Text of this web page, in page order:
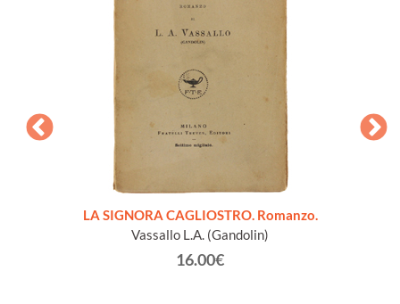
LA SIGNORA CAGLIOSTRO. Romanzo.
Vassallo L.A. (Gandolin)
16.00€